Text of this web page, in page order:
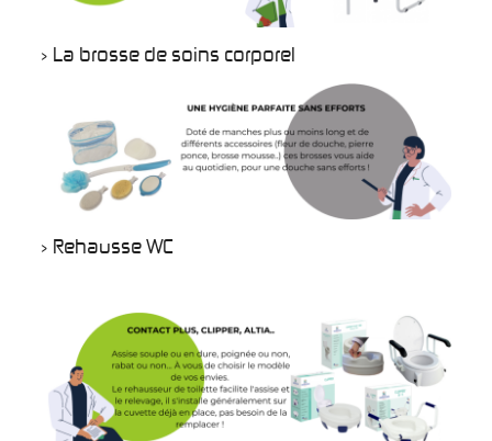
> La brosse de soins corporel
> Rehausse WC